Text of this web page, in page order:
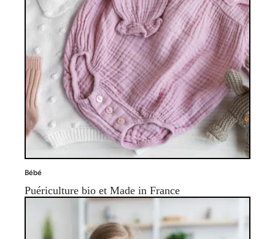
Bébé
Puériculture bio et Made in France